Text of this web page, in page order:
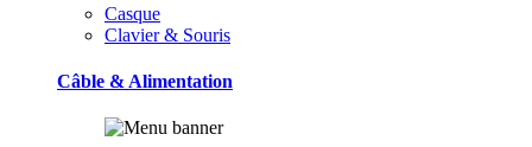
Casque
Clavier & Souris
Câble & Alimentation